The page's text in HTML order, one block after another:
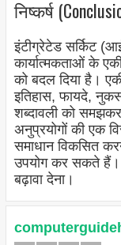
निष्कर्ष
इंटीग्रेटेड सर्किट
कार्यात्मकताओं के
को बदल दिया है।
इतिहास, फायदे,
शब्दावली को
अनुप्रयोगों की एक
समाधान विकसित
उपयोग कर सकते हैं।
बढ़ावा देना।